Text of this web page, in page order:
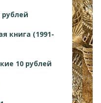
книга (1991-
10 рублей